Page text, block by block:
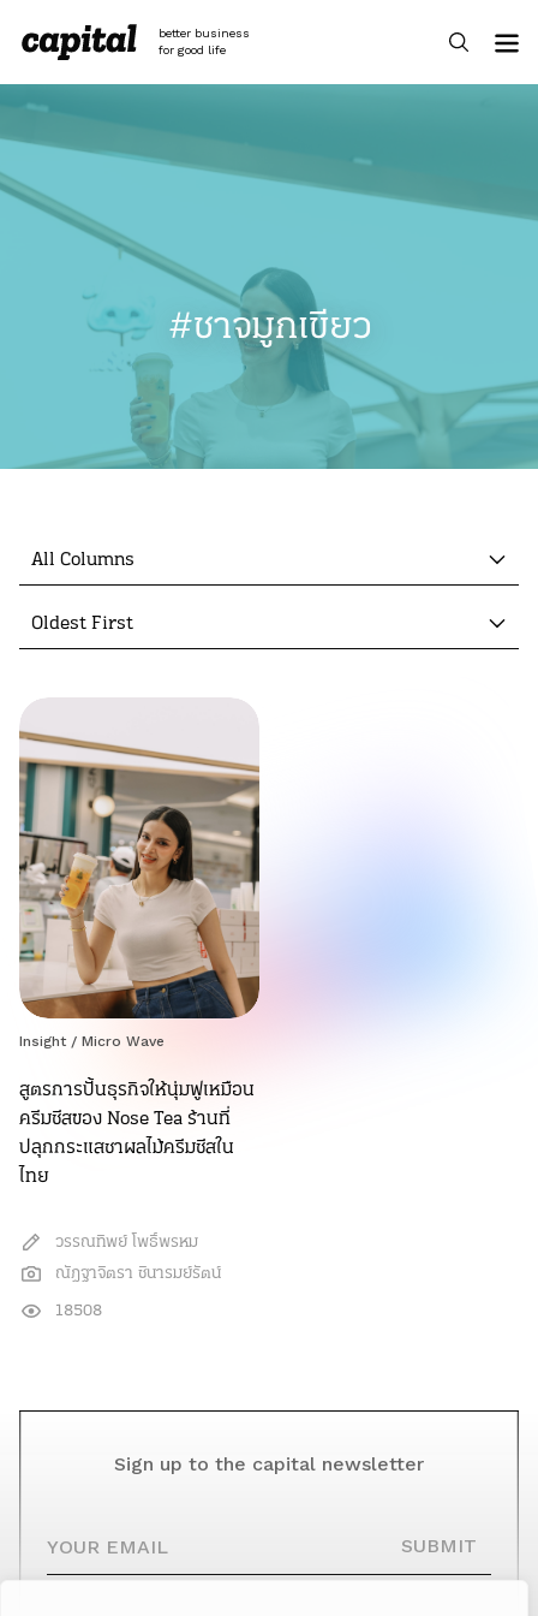
content
better business
for good life
#ชาจมูกเขียว
All Columns
Oldest First
Insight / Micro Wave
สูตรการปั้นธุรกิจให้นุ่มฟูเหมือน
ครีมชีสของ Nose Tea ร้านที่
ปลุกกระแสชาผลไม้ครีมชีสใน
ไทย
วรรณทิพย์ โพธิ์พรหม
ณัฎฐาจิตรา ชินารมย์รัตน์
18508
Sign up to the capital newsletter
SUBMIT